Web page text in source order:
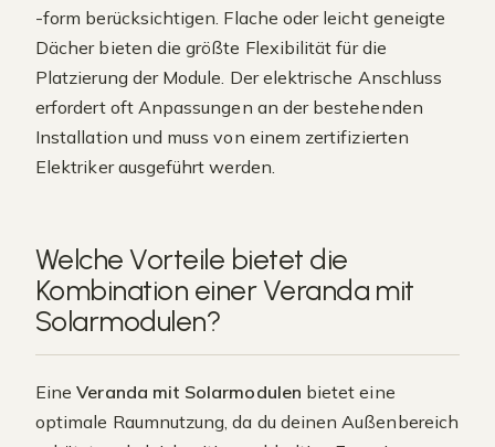
-form berücksichtigen. Flache oder leicht geneigte
Dächer bieten die größte Flexibilität für die
Platzierung der Module. Der elektrische Anschluss
erfordert oft Anpassungen an der bestehenden
Installation und muss von einem zertifizierten
Elektriker ausgeführt werden.
Welche Vorteile bietet die
Kombination einer Veranda mit
Solarmodulen?
EineVeranda mit Solarmodulen bietet eine
optimale Raumnutzung, da du deinen Außenbereich